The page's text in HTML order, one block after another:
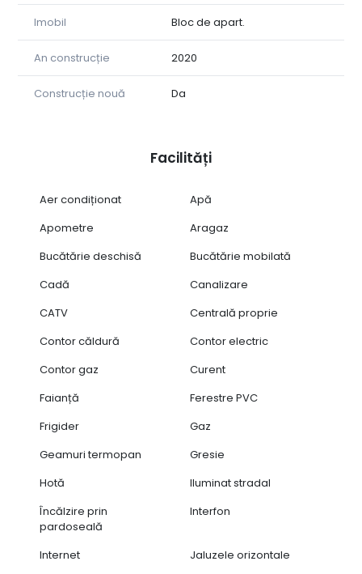
* Internet Wi-Fi cu acoperire integrală;
Condiții de închiriere:
* Nu se acceptă animale de companie;
Imobil Bloc de apart.
An construcție 2020
Construcție nouă Da
Facilități
Aer condiționat
Apă
Apometre
Aragaz
Bucătărie deschisă
Bucătărie mobilată
Cadă
Canalizare
CATV
Centrală proprie
Contor căldură
Contor electric
Contor gaz
Curent
Faianță
Ferestre PVC
Frigider
Gaz
Geamuri termopan
Gresie
Hotă
Iluminat stradal
Încălzire prin
pardoseală
Interfon
Internet
Jaluzele orizontale